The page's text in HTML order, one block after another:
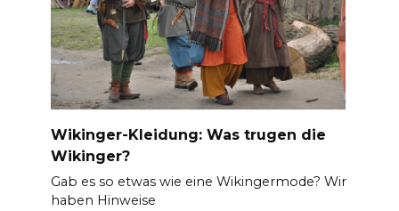
Wikinger-Kleidung: Was trugen die
Wikinger?
Gab es so etwas wie eine Wikingermode? Wir
haben Hinweise